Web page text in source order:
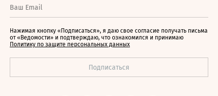
Нажимая кнопку «Подписаться», я даю свое согласие получать письма
от «Ведомости» и подтверждаю, что ознакомился и принимаю
Политику по защите персональных данных